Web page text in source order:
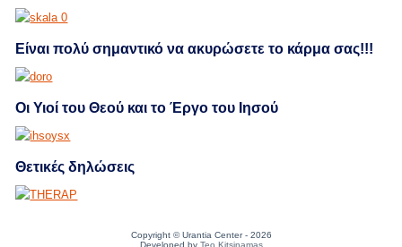
Eίναι πολύ σημαντικό να ακυρώσετε το κάρμα σας!!!
Οι Υιοί του Θεού και το Έργο του Ιησού
Θετικές δηλώσεις
Copyright © Urantia Center - 2026
Developed by Teo Kitsinamas